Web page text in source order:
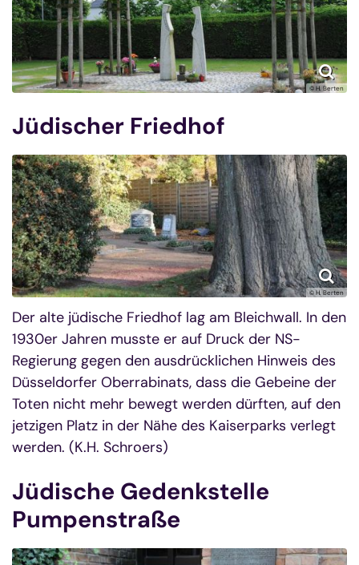
© H. Berten
Jüdischer Friedhof
© H. Berten
Der alte jüdische Friedhof lag am Bleichwall. In den
1930er Jahren musste er auf Druck der NS-
Regierung gegen den ausdrücklichen Hinweis des
Düsseldorfer Oberrabinats, dass die Gebeine der
Toten nicht mehr bewegt werden dürften, auf den
jetzigen Platz in der Nähe des Kaiserparks verlegt
werden. (K.H. Schroers)
Jüdische Gedenkstelle
Pumpenstraße